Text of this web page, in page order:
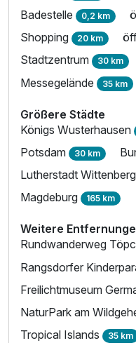
Badestelle 0,2 km
Shopping 20 km
Stadtzentrum 30 km
Messegelände 35 km
Größere Städte
Königs Wusterhausen
Potsdam 30 km
Lutherstadt
Magdeburg 165 km
Weitere
Rundwanderweg
Rangsdorfer
Freilichtmuseum
NaturPark am
Tropical Islands 35 km